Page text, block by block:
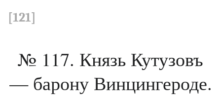
[121]
№ 117. Князь Кутузовъ
— барону Винцингероде.